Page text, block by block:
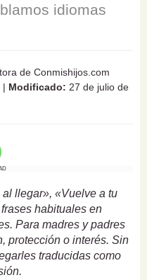
idiomas
de Conmishijos.com
| Modificado: 27 de julio de
llegar», «Vuelve a tu
habituales en
Para madres y padres
protección o interés. Sin
traducidas como